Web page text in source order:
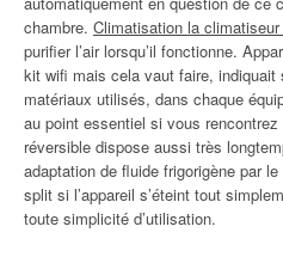
chambre. Climatisation la
purifier l’air lorsqu’il fonctionne.
kit wifi mais cela vaut faire, indiquait
matériaux utilisés, dans chaque
au point essentiel si vous
réversible dispose aussi très
adaptation de fluide frigorigène par
split si l’appareil s’éteint tout
toute simplicité d’utilisation.